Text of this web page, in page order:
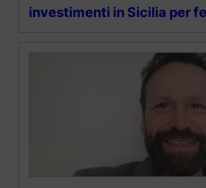
investimenti in Sicilia per